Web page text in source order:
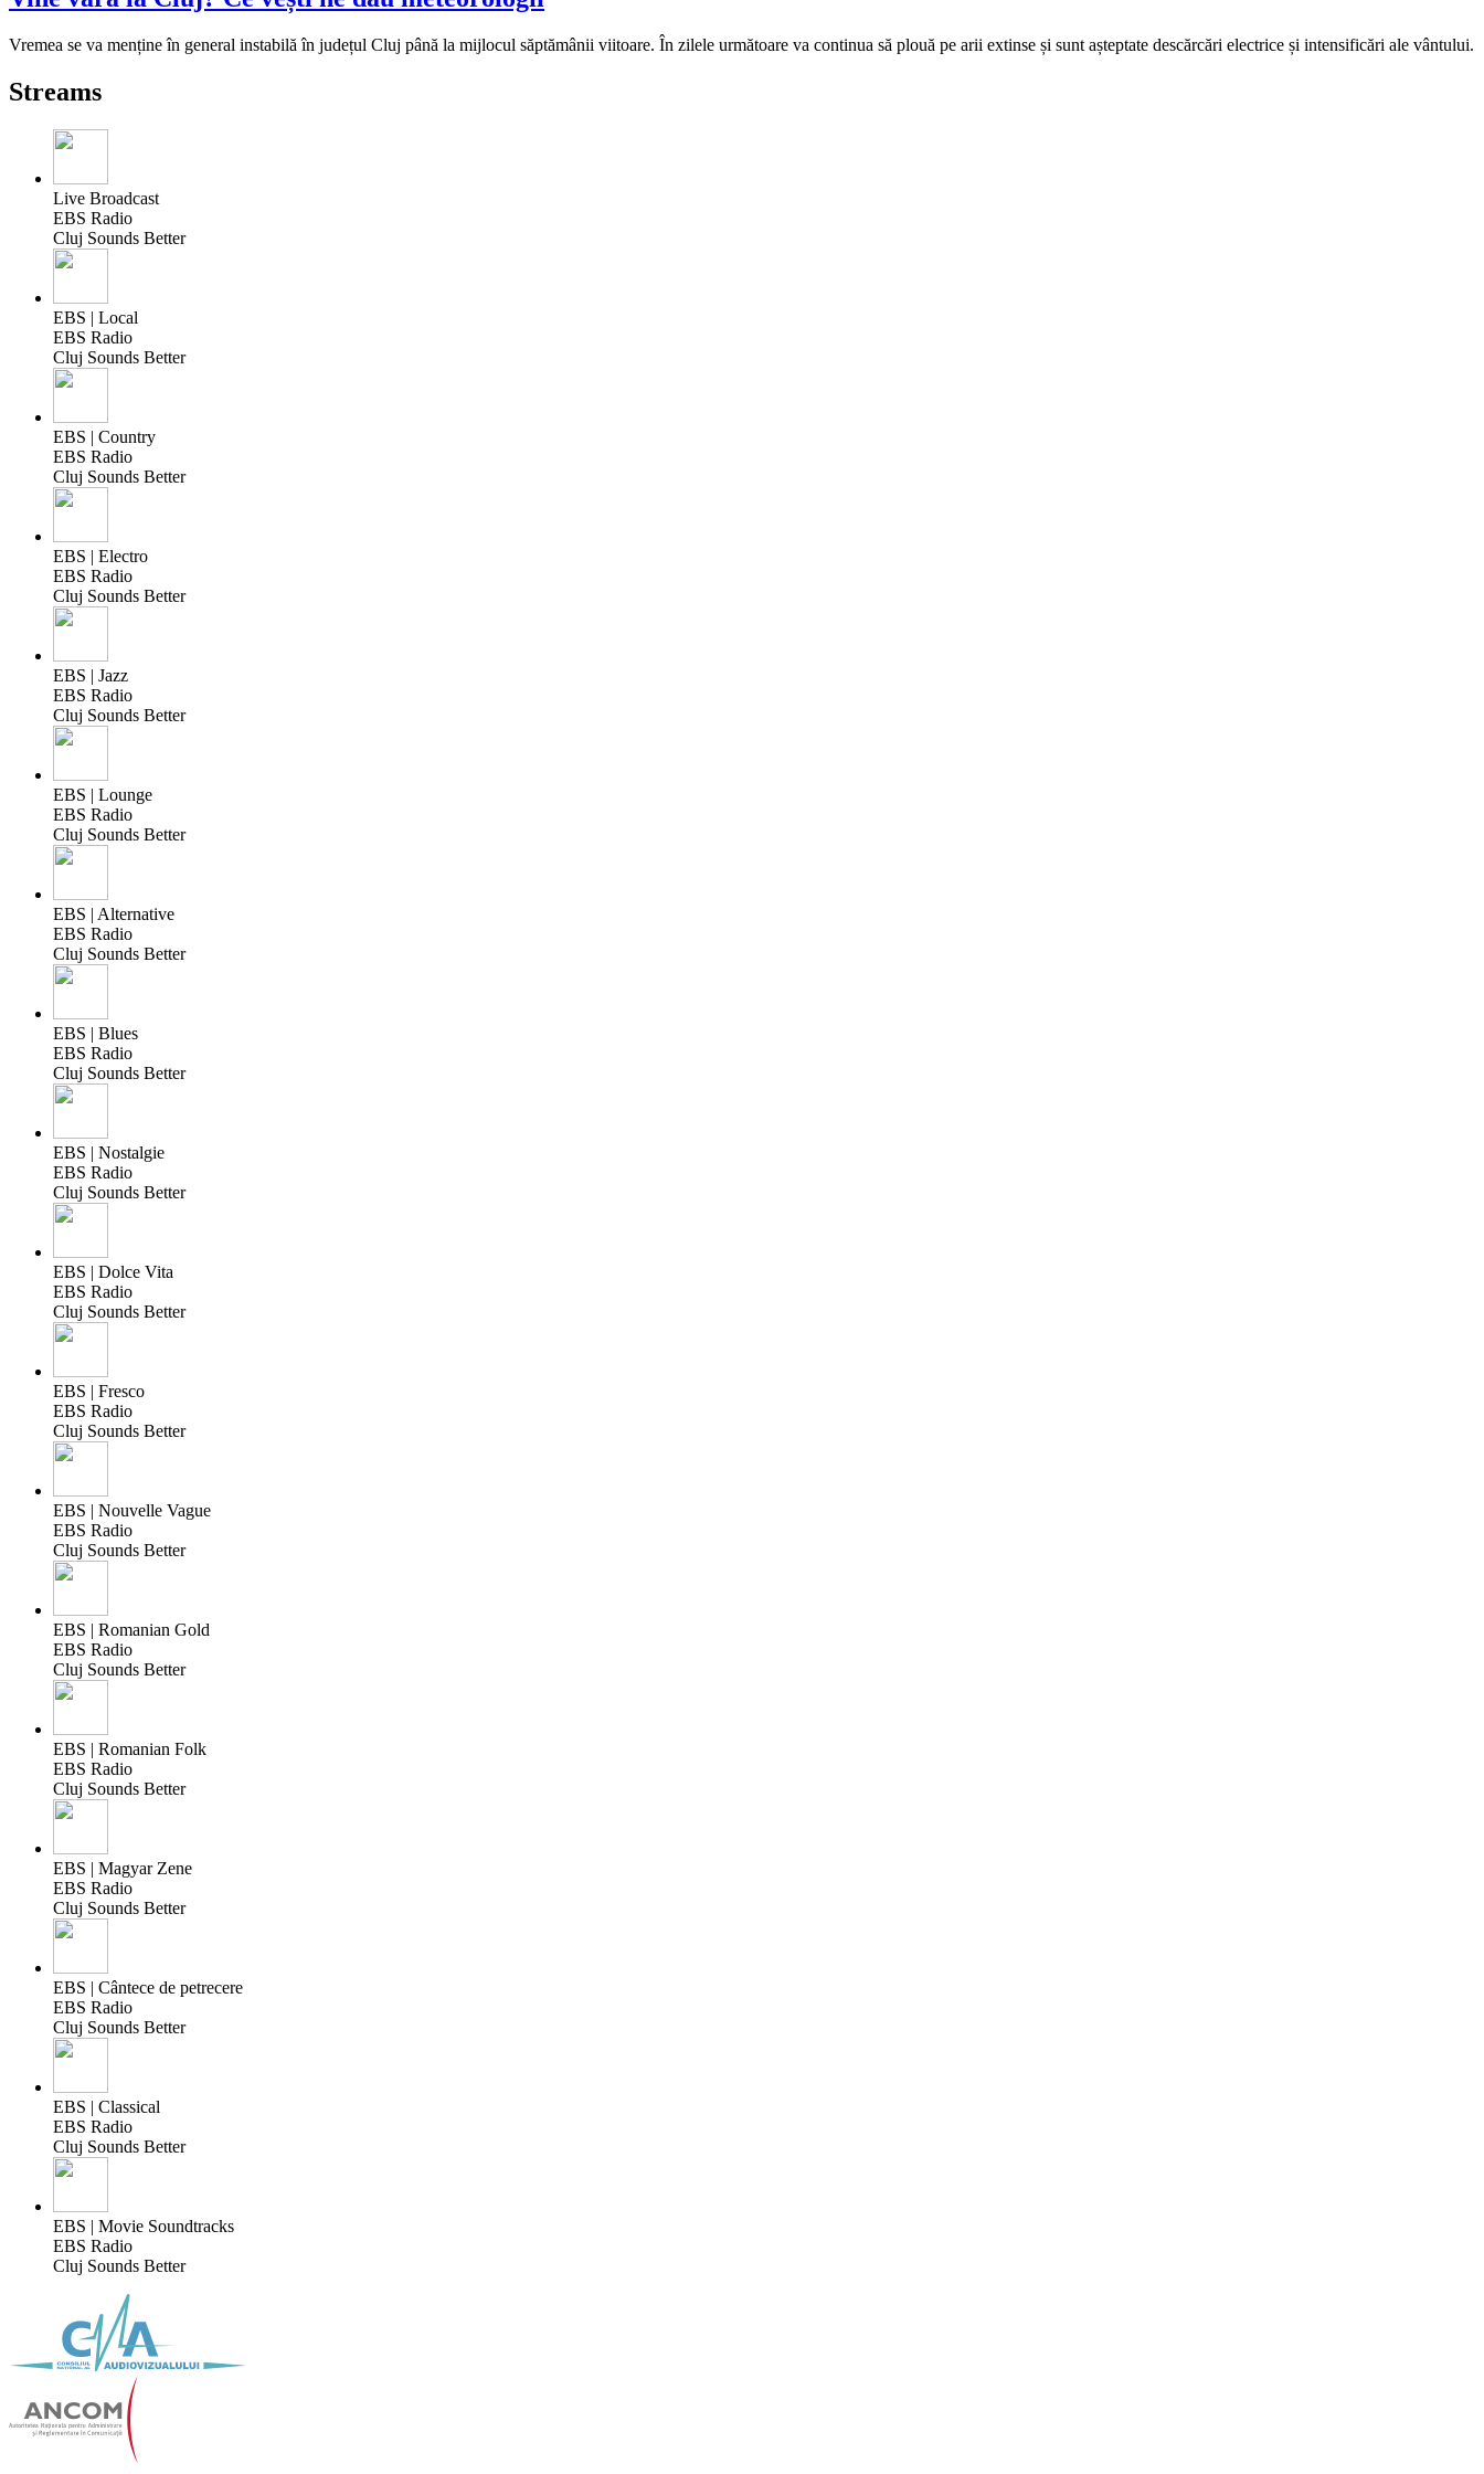
Vremea se va menține în general instabilă în județul Cluj până la mijlocul săptămânii viitoare. În zilele următoare va continua să plouă pe arii extinse și sunt așteptate descărcări electrice și intensificări ale vântului.
Streams
Live Broadcast
EBS Radio
Cluj Sounds Better
EBS | Local
EBS Radio
Cluj Sounds Better
EBS | Country
EBS Radio
Cluj Sounds Better
EBS | Electro
EBS Radio
Cluj Sounds Better
EBS | Jazz
EBS Radio
Cluj Sounds Better
EBS | Lounge
EBS Radio
Cluj Sounds Better
EBS | Alternative
EBS Radio
Cluj Sounds Better
EBS | Blues
EBS Radio
Cluj Sounds Better
EBS | Nostalgie
EBS Radio
Cluj Sounds Better
EBS | Dolce Vita
EBS Radio
Cluj Sounds Better
EBS | Fresco
EBS Radio
Cluj Sounds Better
EBS | Nouvelle Vague
EBS Radio
Cluj Sounds Better
EBS | Romanian Gold
EBS Radio
Cluj Sounds Better
EBS | Romanian Folk
EBS Radio
Cluj Sounds Better
EBS | Magyar Zene
EBS Radio
Cluj Sounds Better
EBS | Cântece de petrecere
EBS Radio
Cluj Sounds Better
EBS | Classical
EBS Radio
Cluj Sounds Better
EBS | Movie Soundtracks
EBS Radio
Cluj Sounds Better